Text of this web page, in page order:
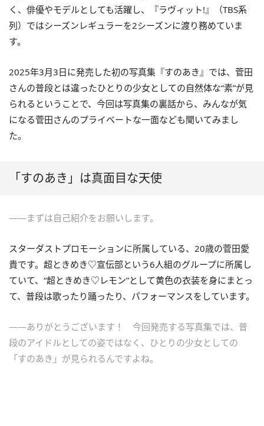
く、俳優やモデルとしても活躍し、『ラヴィット!』（TBS系
列）ではシーズンレギュラーを2シーズンに渡り務めていま
す。
2025年3月3日に発売した初の写真集『すのあき』では、菅田
さんの普段とは違ったひとりの少女としての自然体な“素”が見
られるということで、今回は写真集の裏話から、みんなが気
になる菅田さんのプライベートな一面なども聞いてみまし
た。
「すのあき」は真面目な天使
――まずは自己紹介をお願いします。
スターダストプロモーションに所属している、20歳の菅田愛
貴です。超ときめき♡宣伝部という6人組のグループに所属し
ていて、“超ときめき♡レモン”として黄色の衣装を身にまとっ
て、普段は歌ったり踊ったり、パフォーマンスをしています。
――ありがとうございます！ 今回発売する写真集では、普
段のアイドルとしての姿ではなく、ひとりの少女としての
「すのあき」が見られるんですよね。